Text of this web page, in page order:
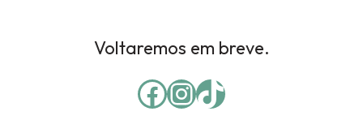
Voltaremos em breve.